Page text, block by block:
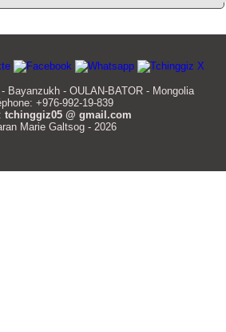
- Bayanzukh - OULAN-BATOR - Mongolia
+976-992-19-839
tchinggiz05 @ gmail.com
Marie Galtsog - 2026